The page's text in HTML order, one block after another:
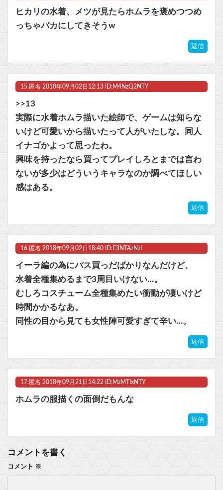
ヒカリの水着、メツが見たらホムラを褒めつつめ
っちゃバカにしてきそうw
返信
15. 匿名 2018年09月02日12:13 ID:M4NzQ2NTY
>>13
実際に水着ホムラ描いた絵師で、ゲームは知らな
いけど可愛いから描いたって人がいたしな。同人
イナゴかよって思ったわ。
興味を持ったなら買ってプレイしろとまでは言わ
ないが多少はどういうキャラなのか調べてほしい
感はある。
返信
16. 匿名 2018年09月02日18:40 ID:E3NTAzNzI
イーラ編の為にパス買っだばかりなんだけど、
水着全種集めるまで3周目いけない…。
むしろコスチューム全種集めたい衝動が凄いけど
時間かかるなあ。
同性の目から見ても女性陣可愛すぎて辛い…。
返信
17. 匿名 2018年09月21日14:22 ID:MzMTIxNTY
ホムラの服描くの面倒だもんな
返信
コメントを書く
コメント ※